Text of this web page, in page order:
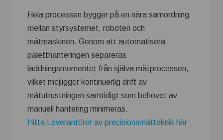
Hela processen bygger på en nära samordning
mellan styrsystemet, roboten och
mätmaskinen. Genom att automatisera
paletthanteringen separeras
laddningsmomentet från själva mätprocessen,
vilket möjliggör kontinuerlig drift av
mätutrustningen samtidigt som behovet av
manuell hantering minimeras.
Hitta Leverantörer av precisionsmätteknik här